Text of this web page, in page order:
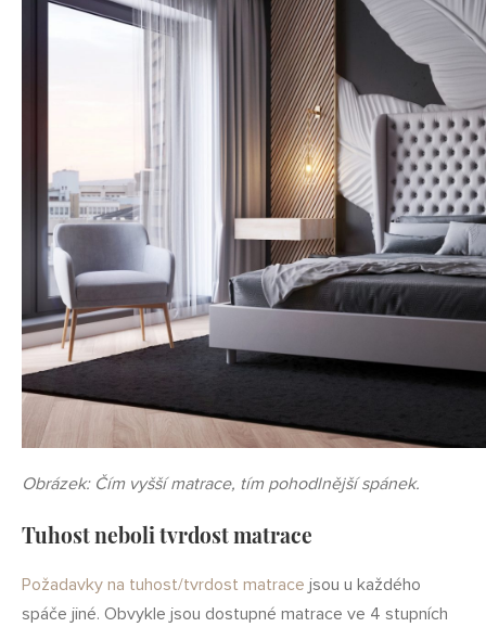
Obrázek: Čím vyšší matrace, tím pohodlnější spánek.
Tuhost neboli tvrdost matrace
Požadavky na tuhost/tvrdost matrace jsou u každého
spáče jiné. Obvykle jsou dostupné matrace ve 4 stupních